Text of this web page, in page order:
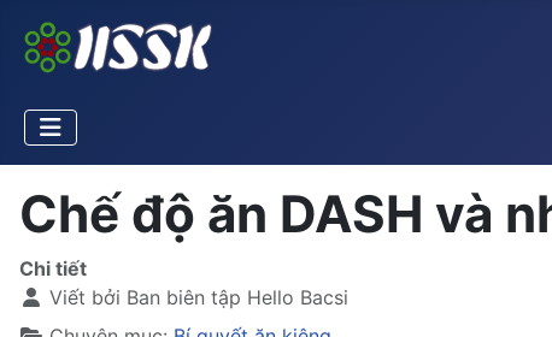
Chế độ ăn DASH và
Chi tiết
Viết bởi Ban biên tập Hello Bacsi